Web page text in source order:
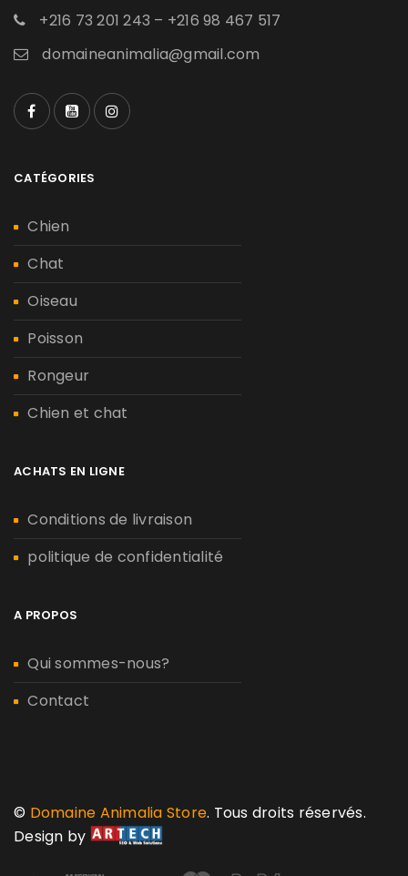
+216 73 201 243 – +216 98 467 517
domaineanimalia@gmail.com
CATÉGORIES
Chien
Chat
Oiseau
Poisson
Rongeur
Chien et chat
ACHATS EN LIGNE
Conditions de livraison
politique de confidentialité
A PROPOS
Qui sommes-nous?
Contact
© Domaine Animalia Store. Tous droits réservés.
Design by